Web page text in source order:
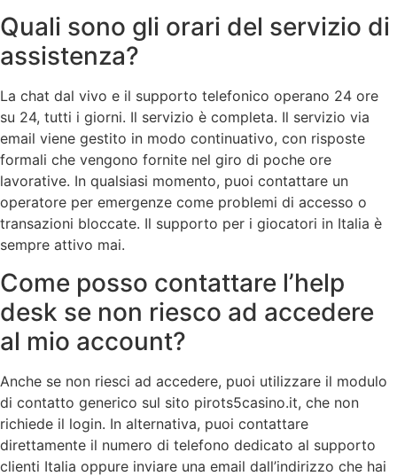
Quali sono gli orari del servizio di
assistenza?
La chat dal vivo e il supporto telefonico operano 24 ore
su 24, tutti i giorni. Il servizio è completa. Il servizio via
email viene gestito in modo continuativo, con risposte
formali che vengono fornite nel giro di poche ore
lavorative. In qualsiasi momento, puoi contattare un
operatore per emergenze come problemi di accesso o
transazioni bloccate. Il supporto per i giocatori in Italia è
sempre attivo mai.
Come posso contattare l’help
desk se non riesco ad accedere
al mio account?
Anche se non riesci ad accedere, puoi utilizzare il modulo
di contatto generico sul sito pirots5casino.it, che non
richiede il login. In alternativa, puoi contattare
direttamente il numero di telefono dedicato al supporto
clienti Italia oppure inviare una email dall’indirizzo che hai